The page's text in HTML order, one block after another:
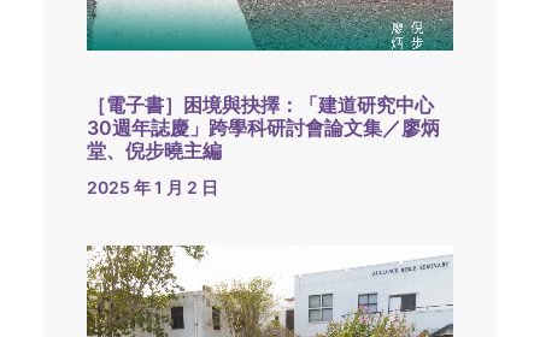
［電子書］困境與抉擇：「建道研究中心
30週年誌慶」跨學科研討會論文集／廖炳
堂、倪步曉主編
2025 年 1 月 2 日